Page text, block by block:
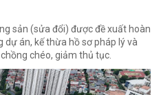
sản (sửa đổi) được đề xuất hoàn
dự án, kế thừa hồ sơ pháp lý và
chéo, giảm thủ tục.